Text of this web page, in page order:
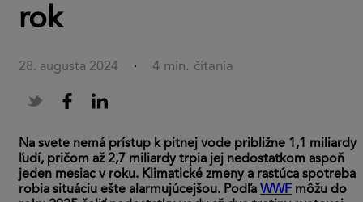
rok
28. augusta 2024 · 4 min. čítania
Na svete nemá prístup k pitnej vode približne 1,1 miliardy
ľudí, pričom až 2,7 miliardy trpia jej nedostatkom aspoň
jeden mesiac v roku. Klimatické zmeny a rastúca spotreba
robia situáciu ešte alarmujúcejšou. Podľa WWF môžu do